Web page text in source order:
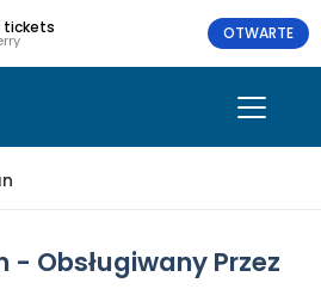
tickets OTWARTE
- Obsługiwany Przez